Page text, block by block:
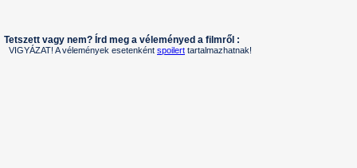
Tetszett vagy nem? Írd meg a véleményed a filmről :
VIGYÁZAT! A vélemények esetenként spoilert tartalmazhatnak!